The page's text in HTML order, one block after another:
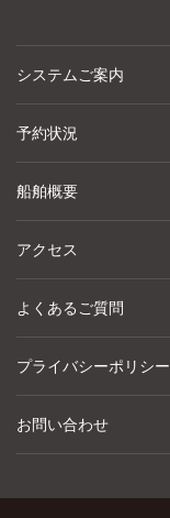
システムご案内
予約状況
船舶概要
アクセス
よくあるご質問
プライバシーポリシー
お問い合わせ